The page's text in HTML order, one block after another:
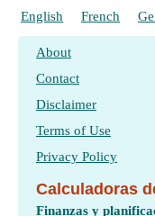
English French
About
Contact
Disclaimer
Terms of Use
Privacy Policy
Calculadoras
Finanzas y